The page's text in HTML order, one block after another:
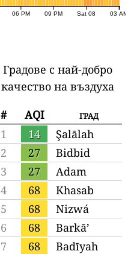
06 PM 09 PM Sat 08 03 AM
Градове с най-добро
качество на въздуха
#
AQI
град
1
14
Şalālah
2
27
Bidbid
3
27
Adam
4
68
Khasab
5
68
Nizwá
6
68
Barkā’
7
68 Badīyah